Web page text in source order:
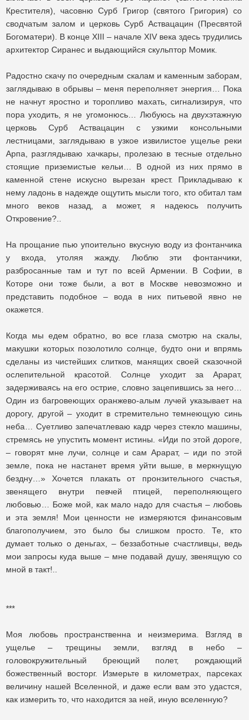
Крестителя), часовню Сурб Григор (святого Григория) со
сводчатым залом и церковь Сурб Аствацацин (Пресвятой
Богоматери). В конце XIII – начале XIV века здесь трудились
архитектор Сиранес и выдающийся скульптор Момик.
Радостно скачу по очередным скалам и каменным заборам,
заглядываю в обрывы – меня переполняет энергия… Пока
не начнут яростно и торопливо махать, сигнализируя, что
пора уходить, я не угомонюсь… Любуюсь на двухэтажную
церковь Сурб Аствацацин с узкими консольными
лестницами, заглядываю в узкое извилистое ущелье реки
Арпа, разглядываю хачкары, пролезаю в тесные отдельно
стоящие приземистые кельи… В одной из них прямо в
каменной стене искусно вырезан крест. Прикладываю к
нему ладонь в надежде ощутить мысли того, кто обитал там
много веков назад, а может, я надеюсь получить
Откровение?..
На прощание пью упоительно вкусную воду из фонтанчика
у входа, утоляя жажду. Люблю эти фонтанчики,
разбросанные там и тут по всей Армении. В Софии, в
Которе они тоже были, а вот в Москве невозможно и
представить подобное – вода в них питьевой явно не
окажется.
Когда мы едем обратно, во все глаза смотрю на скалы,
макушки которых позолотило солнце, будто они и впрямь
сделаны из чистейших слитков, манящих своей сказочной
ослепительной красотой. Солнце уходит за Арарат,
задерживаясь на его острие, словно зацепившись за него…
Один из багровеющих оранжево-алым лучей указывает на
дорогу, другой – уходит в стремительно темнеющую синь
неба… Суетливо запечатлеваю кадр через стекло машины,
стремясь не упустить момент истины. «Иди по этой дороге,
– говорят мне лучи, солнце и сам Арарат, – иди по этой
земле, пока не настанет время уйти выше, в меркнущую
бездну…» Хочется плакать от пронзительного счастья,
звенящего внутри певчей птицей, переполняющего
любовью… Боже мой, как мало надо для счастья – любовь
и эта земля! Мои ценности не измеряются финансовым
благополучием, это было бы слишком просто. Те, кто
думает только о деньгах, – беззаботные счастливцы, ведь
мои запросы куда выше – мне подавай душу, звенящую со
мной в такт!..
***
Моя любовь пространственна и неизмерима. Взгляд в
ущелье – трещины земли, взгляд в небо –
головокружительный бреющий полет, рождающий
божественный восторг. Измерьте в километрах, парсеках
величину нашей Вселенной, и даже если вам это удастся,
как измерить то, что находится за ней, иную вселенную?